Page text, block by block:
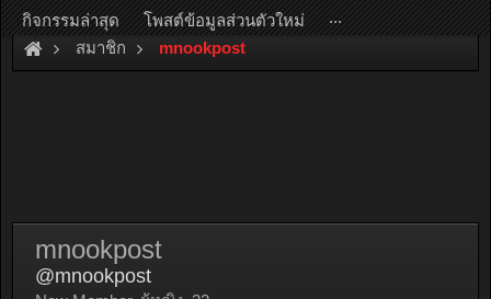
สมาชิก mnookpost
mnookpost
@mnookpost
กิจกรรมล่าสุด โพสต์ข้อมูลส่วนตัวใหม่ ...